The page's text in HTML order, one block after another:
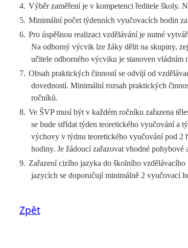
4. Výběr zaměření je v kompetenci ředitele školy.
5. Minimální počet týdenních vyučovacích hodin
6. Pro úspěšnou realizaci vzdělávání je nutné
Na odborný výcvik lze žáky dělit na skupiny,
učitele odborného výcviku je stanoven vládním
7. Obsah praktických činností se odvíjí od
dovedností. Minimální rozsah praktických
ročníků.
8. Ve ŠVP musí být v každém ročníku zařazena
se bude střídat týden teoretického vyučování a
výchovy v týdnu teoretického vyučování pod 2
hodiny. Je žádoucí zařazovat vhodné
9. Zařazení cizího jazyka do školního
jazycích se doporučují minimálně 2 vyučovací
Zpět